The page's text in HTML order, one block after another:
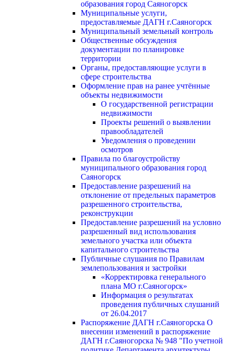
образования город Саяногорск
Муниципальные услуги,
предоставляемые ДАГН г.Саяногорск
Муниципальный земельный контроль
Общественные обсуждения
документации по планировке
территории
Органы, предоставляющие услуги в
сфере строительства
Оформление прав на ранее учтённые
объекты недвижимости
О государственной регистрации
недвижимости
Проекты решений о выявлении
правообладателей
Уведомления о проведении
осмотров
Правила по благоустройству
муниципального образования город
Саяногорск
Предоставление разрешений на
отклонение от предельных параметров
разрешенного строительства,
реконструкции
Предоставление разрешений на условно
разрешенный вид использования
земельного участка или объекта
капитального строительства
Публичные слушания по Правилам
землепользования и застройки
«Корректировка генерального
плана МО г.Саяногорск»
Информация о результатах
проведения публичных слушаний
от 26.04.2017
Распоряжение ДАГН г.Саяногорска О
внесении изменений в распоряжение
ДАГН г.Саяногорска № 948 "По учетной